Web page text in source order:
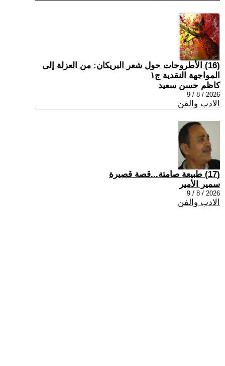
(16) الأطروحات حول شعر البريكان: من العزلة إلى
المواجهة النقدية ج١
كاظم حسن سعيد
2026 / 8 / 9
الادب والفن
(17) طبيعة صامتة...قصة قصيرة
سمير الأمير
2026 / 8 / 9
الادب والفن